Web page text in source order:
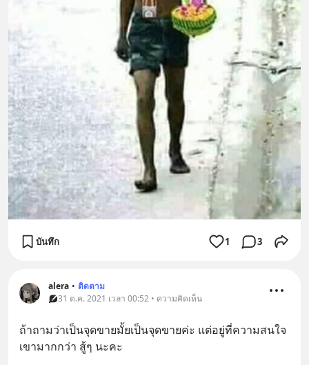
บันทึก 1 3
alera • ติดตาม
31 ต.ค. 2021 เวลา 00:52 • ความคิดเห็น
ถ้าถามว่าเป็นจุดขายมั้ยเป็นจุดขายค่ะ แต่อยู่ที่ความสนใจ
เขามากกว่า สู้ๆ นะคะ